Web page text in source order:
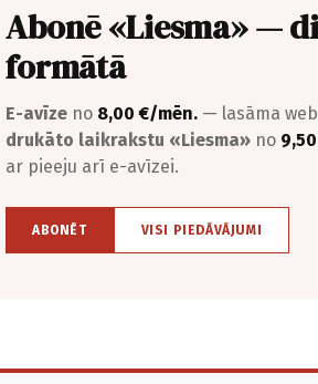
Abonē «Liesma» —
formātā
E-avīze no 8,00 €/mēn. — lasāma
drukāto laikrakstu «Liesma» no
ar pieeju arī e-avīzei.
ABONĒT VISI PIEDĀVĀJUMI